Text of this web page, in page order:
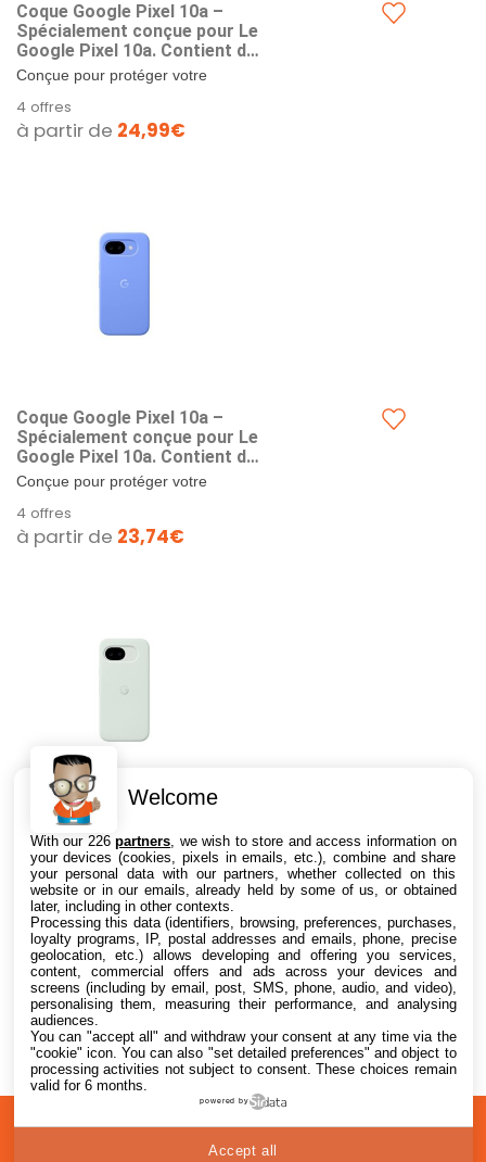
Coque Google Pixel 10a –
Spécialement conçue pour Le
Google Pixel 10a. Contient du
Plastique recyclé. Préserve
Les Performances de la
Recharge. Testée Contre Les
Chutes – Noir Volcanique
Conçue pour protéger votre
contre les chutes pendants
plusieurs centaines d'heures.....
4 offres
à partir de 24,99€
Coque Google Pixel 10a –
Spécialement conçue pour Le
Google Pixel 10a. Contient du
Plastique recyclé. Préserve
Les Performances de la
Recharge. Testée Contre Les
Chutes – Lavande
Conçue pour protéger votre
contre les chutes pendants
plusieurs centaines d'heures.....
4 offres
à partir de 23,74€
Coque Google Pixel 10a –
Spécialement conçue pour Le
Google Pixel 10a. Contient du
Plastique recyclé. Préserve
Les Performances de la
Recharge. Testée Contre Les
Chutes – Brume
Conçue pour protéger votre
smartphone, elle a été testée
contre les chutes pendants
plusieurs centaines d'heures.....
2 offres
à partir de23,74€
A
Confidentialité
© 2012-2026
Welcome
With our 226partners , we wish to store and access information on
your devices (cookies, pixels in emails, etc.), combine and share
your personal data with our partners, whether collected on this
website or in our emails, already held by some of us, or obtained
later, including in other contexts.
Processing this data (identifiers, browsing, preferences, purchases,
loyalty programs, IP, postal addresses and emails, phone, precise
geolocation, etc.) allows developing and offering you services,
content, commercial offers and ads across your devices and
screens (including by email, post, SMS, phone, audio, and video),
personalising them, measuring their performance, and analysing
audiences.
You can "accept all" and withdraw your consent at any time via the
"cookie" icon. You can also "set detailed preferences" and object to
processing activities not subject to consent. These choices remain
valid for 6 months.
powered by
Accept all